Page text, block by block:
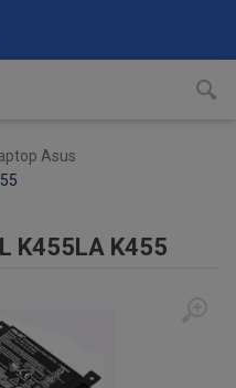
Asus
K455LA K455